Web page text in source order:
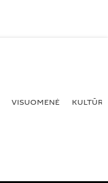
VISUOMENĖ KULTŪRA